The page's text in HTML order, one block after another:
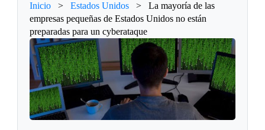
Inicio > Estados Unidos >
La mayoría de las
empresas pequeñas de Estados Unidos no están
preparadas para un cyberataque